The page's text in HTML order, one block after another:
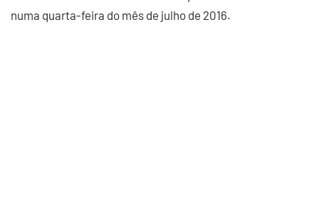
numa quarta-feira do mês de julho de 2016.